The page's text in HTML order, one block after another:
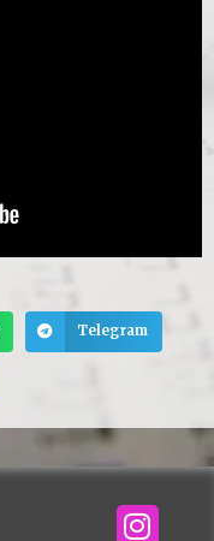
Telegram